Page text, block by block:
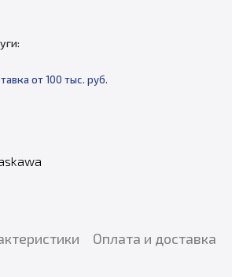
от 100 тыс. руб.
Оплата и доставка